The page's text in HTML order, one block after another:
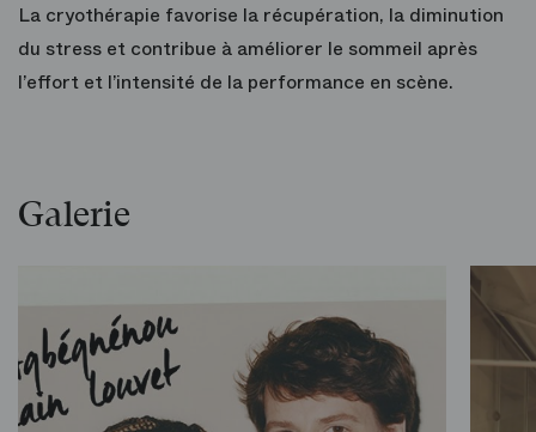
La cryothérapie favorise la récupération, la diminution
du stress et contribue à améliorer le sommeil après
l’effort et l’intensité de la performance en scène.
Galerie